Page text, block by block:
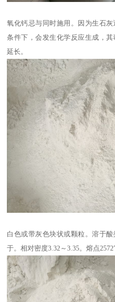
氧化钙忌与同时施用。因为生石
条件下，会发生化学反应生成，
延长。
白色或带灰色块状或颗粒。溶于
于。相对密度3.32～3.35。熔点